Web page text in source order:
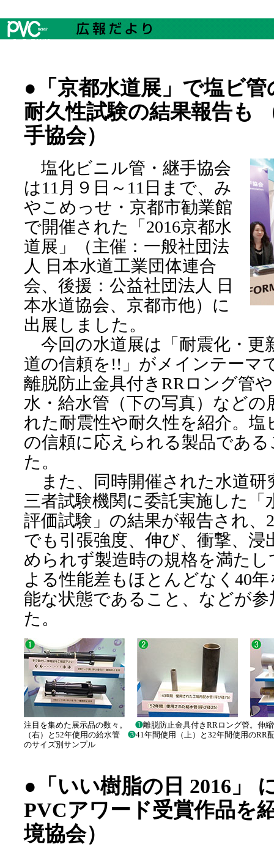
●「京都水道展」で塩ビ
耐久性試験の結果報告も
手協会）
塩化ビニル管・継手協会
は11月９日～11日まで、み
やこめっせ・京都市勧業館
で開催された「2016京都水
道展」（主催：一般社団法
人 日本水道工業団体連合
会、後援：公益社団法人 日
本水道協会、京都市他）に
出展しました。
今回の水道展は「耐震化・更
道の信頼を!!」がメインテーマ
離脱防止金具付きRRロング管
水・給水管（下の写真）など
れた耐震性や耐久性を紹介。
の信頼に応えられる製品であ
た。
また、同時開催された水道研
三者試験機関に委託実施した「
評価試験」の結果が報告され、
でも引張強度、伸び、衝撃、浸
められず製造時の規格を満た
よる性能差もほとんどなく40
能な状態であること、などが
た。
注目を集めた展示品の数々。 ❶離脱防止金具付きRRロング管。伸
（右）と52年使用の給水管 ❸41年間使用（上）と32年間使用の
のサイズ別サンプル
●「いい樹脂の日 2016」
PVCアワード受賞作品を
境協会）